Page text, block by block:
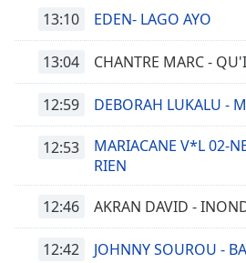
13:10 EDEN- LAGO AYO
13:04 CHANTRE MARC -
12:59 DEBORAH LUKALU -
12:53
MARIACANE V*L 02-
RIEN
12:46 AKRAN DAVID -
12:42 JOHNNY SOUROU -